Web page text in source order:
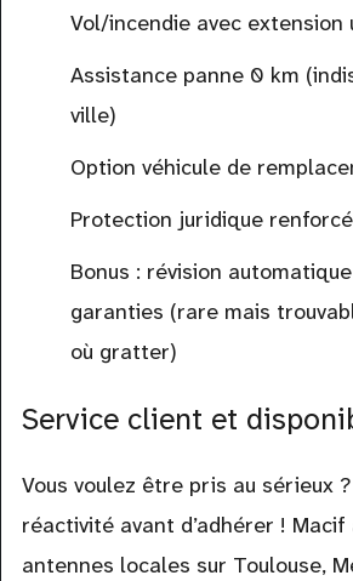
Vol/incendie avec extension
Assistance panne 0 km
ville)
Option véhicule de
Protection juridique
Bonus : révision
garanties (rare mais
où gratter)
Service client et
Vous voulez être pris au sérieux
réactivité avant d’adhérer !
antennes locales sur Toulouse,